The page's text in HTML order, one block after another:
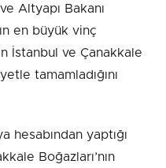
Altyapı Bakanı
en büyük vinç
İstanbul ve Çanakkale
tamamladığını
hesabından yaptığı
Boğazları’nın